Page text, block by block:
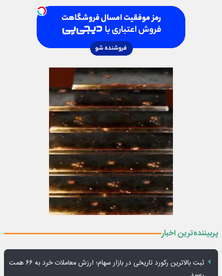
پربیننده‌ترین اخبار
ثبت بالاترین رکورد تاریخی در بازار سهام؛ ارزش معاملات خرد به ۶۶ همت